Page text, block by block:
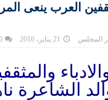
العرب ينعى
المجلس 21 يناير، 2016
الشاعرة